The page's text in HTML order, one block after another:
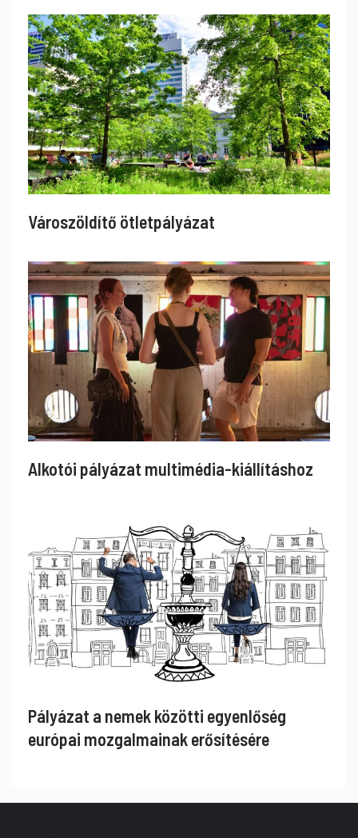
Városzöldítő ötletpályázat
Alkotói pályázat multimédia-kiállításhoz
Pályázat a nemek közötti egyenlőség
európai mozgalmainak erősítésére